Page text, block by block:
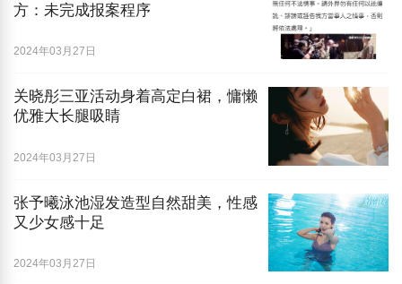
方：未完成报案程序
2024年03月27日
关晓彤三亚活动身着高定白裙，慵懒
优雅大长腿吸睛
2024年03月27日
张予曦泳池湿发造型自然甜美，性感
又少女感十足
2024年03月27日